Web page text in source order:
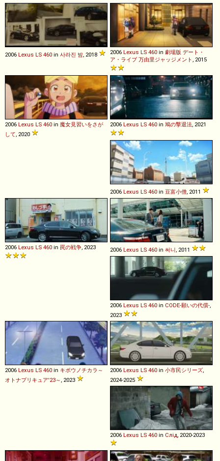
2006 Lexus LS 460 in 사라진 밤, 2018 2006 Lexus LS 460 in 劇場版 デート・
ア・ライブ 万由里ジャッジメント, 2015
2006 Lexus LS 460 in 魔女見習いをさが
して, 2020
2006 Lexus LS 460 in 鳩の撃退法, 2021
2006 Lexus LS 460 in 豆富小僧, 2011
2006 Lexus LS 460 in 罠の戦争, 2023 2006 Lexus LS 460 in 써니, 2011
2006 Lexus LS 460 in CODE-願いの代償-,
2023
2006 Lexus LS 460 in キボウノチカラ～
オトナプリキュア'23～, 2023
2006 Lexus LS 460 in 小市民シリーズ,
2024-2025
2006 Lexus LS 460 in Слід, 2020-2023